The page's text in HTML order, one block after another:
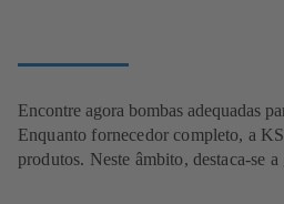
Encontre agora bombas adequadas
Enquanto fornecedor completo, a
produtos. Neste âmbito, destaca-se